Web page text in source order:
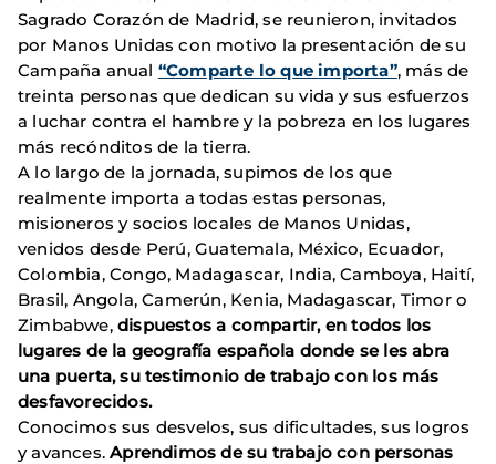
Sagrado Corazón de Madrid, se reunieron, invitados
por Manos Unidas con motivo la presentación de su
Campaña anual “Comparte lo que importa”, más de
treinta personas que dedican su vida y sus esfuerzos
a luchar contra el hambre y la pobreza en los lugares
más recónditos de la tierra.
A lo largo de la jornada, supimos de los que
realmente importa a todas estas personas,
misioneros y socios locales de Manos Unidas,
venidos desde Perú, Guatemala, México, Ecuador,
Colombia, Congo, Madagascar, India, Camboya, Haití,
Brasil, Angola, Camerún, Kenia, Madagascar, Timor o
Zimbabwe, dispuestos a compartir, en todos los
lugares de la geografía española donde se les abra
una puerta, su testimonio de trabajo con los más
desfavorecidos.
Conocimos sus desvelos, sus dificultades, sus logros
y avances.Aprendimos de su trabajo con personas